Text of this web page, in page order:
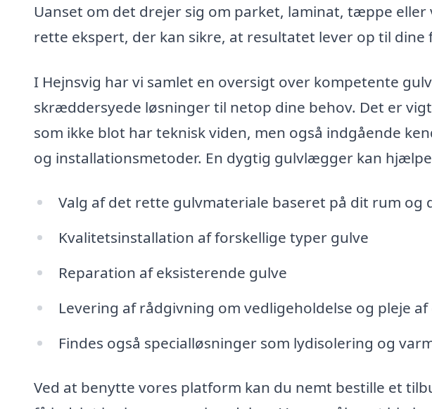
Uanset om det drejer sig om parket, laminat, tæppe
rette ekspert, der kan sikre, at resultatet lever op til dine
I Hejnsvig har vi samlet en oversigt over kompetente
skræddersyede løsninger til netop dine behov. Det er
som ikke blot har teknisk viden, men også indgående
og installationsmetoder. En dygtig gulvlægger kan
Valg af det rette gulvmateriale baseret på dit rum
Kvalitetsinstallation af forskellige typer gulve
Reparation af eksisterende gulve
Levering af rådgivning om vedligeholdelse og pleje af
Findes også specialløsninger som lydisolering og
Ved at benytte vores platform kan du nemt bestille et